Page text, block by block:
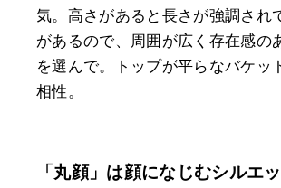
気。高さがあると長さが強調され
があるので、周囲が広く存在感の
を選んで。トップが平らなバケッ
相性。
「丸顔」は顔になじむシルエ